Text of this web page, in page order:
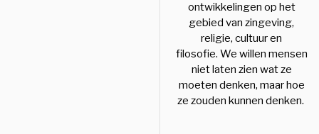
ontwikkelingen op het
gebied van zingeving,
religie, cultuur en
filosofie. We willen mensen
niet laten zien wat ze
moeten denken, maar hoe
ze zouden kunnen denken.